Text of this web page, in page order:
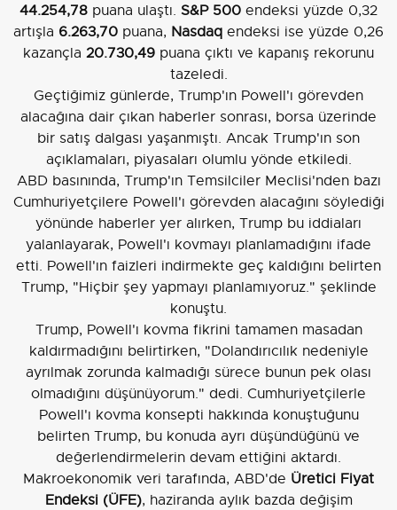
44.254,78 puana ulaştı. S&P 500 endeksi yüzde 0,32
artışla 6.263,70 puana, Nasdaq endeksi ise yüzde 0,26
kazançla 20.730,49 puana çıktı ve kapanış rekorunu
tazeledi.
Geçtiğimiz günlerde, Trump'ın Powell'ı görevden
alacağına dair çıkan haberler sonrası, borsa üzerinde
bir satış dalgası yaşanmıştı. Ancak Trump'ın son
açıklamaları, piyasaları olumlu yönde etkiledi.
ABD basınında, Trump'ın Temsilciler Meclisi'nden bazı
Cumhuriyetçilere Powell'ı görevden alacağını söylediği
yönünde haberler yer alırken, Trump bu iddiaları
yalanlayarak, Powell'ı kovmayı planlamadığını ifade
etti. Powell'ın faizleri indirmekte geç kaldığını belirten
Trump, "Hiçbir şey yapmayı planlamıyoruz." şeklinde
konuştu.
Trump, Powell'ı kovma fikrini tamamen masadan
kaldırmadığını belirtirken, "Dolandırıcılık nedeniyle
ayrılmak zorunda kalmadığı sürece bunun pek olası
olmadığını düşünüyorum." dedi. Cumhuriyetçilerle
Powell'ı kovma konsepti hakkında konuştuğunu
belirten Trump, bu konuda ayrı düşündüğünü ve
değerlendirmelerin devam ettiğini aktardı.
Makroekonomik veri tarafında, ABD'de Üretici Fiyat
Endeksi (ÜFE), haziranda aylık bazda değişim